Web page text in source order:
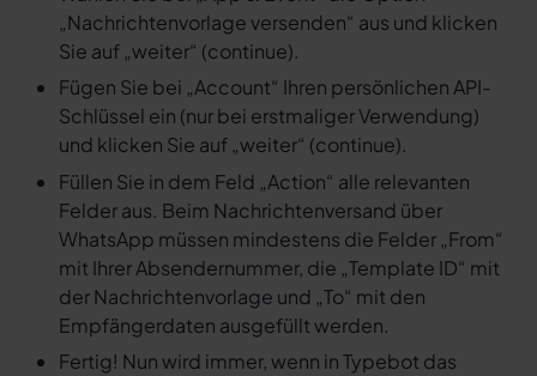
„Nachrichtenvorlage versenden“ aus und klicken
Sie auf „weiter“ (continue).
Fügen Sie bei „Account“ Ihren persönlichen API-
Schlüssel ein (nur bei erstmaliger Verwendung)
und klicken Sie auf „weiter“ (continue).
Füllen Sie in dem Feld „Action“ alle relevanten
Felder aus. Beim Nachrichtenversand über
WhatsApp müssen mindestens die Felder „From“
mit Ihrer Absendernummer, die „Template ID“ mit
der Nachrichtenvorlage und „To“ mit den
Empfängerdaten ausgefüllt werden.
Fertig! Nun wird immer, wenn in Typebot das